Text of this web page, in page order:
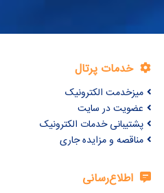
خدمات پرتال
میزخدمت الکترونیک
عضویت در سایت
پشتیبانی خدمات الکترونیک
مناقصه و مزایده جاری
اطلاع‌رسانی